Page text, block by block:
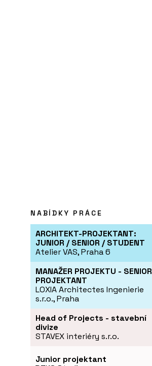
NABÍDKY PRÁCE
ARCHITEKT-PROJEKTANT:
JUNIOR / SENIOR / STUDENT
Atelier VAS, Praha 6
MANAŽER PROJEKTU - SENIOR
PROJEKTANT
LOXIA Architectes Ingenierie
s.r.o., Praha
Head of Projects - stavební
divize
STAVEX interiéry s.r.o.
Junior projektant